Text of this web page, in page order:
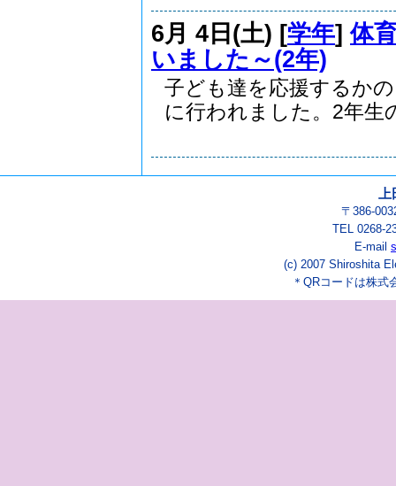
6月 4日(土) [学年]体
いました～(2年)
子ども達を応援するか
に行われました。2年生
〒386-
TEL 0268-
E-mail
(c) 2007 Shiroshita
＊QRコードは株式